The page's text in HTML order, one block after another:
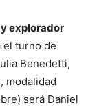
explorador
el turno de
Benedetti,
, modalidad
será Daniel